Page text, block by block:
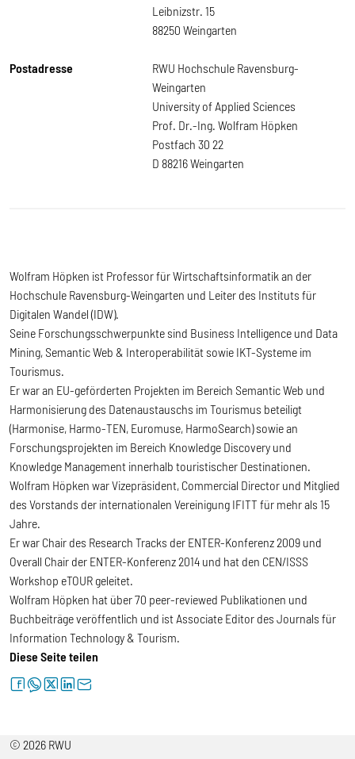
Leibnizstr. 15
88250 Weingarten
Postadresse
RWU Hochschule Ravensburg-
Weingarten
University of Applied Sciences
Prof. Dr.-Ing. Wolfram Höpken
Postfach 30 22
D 88216 Weingarten
Wolfram Höpken ist Professor für Wirtschaftsinformatik an der
Hochschule Ravensburg-Weingarten und Leiter des Instituts für
Digitalen Wandel (IDW).
Seine Forschungsschwerpunkte sind Business Intelligence und Data
Mining, Semantic Web & Interoperabilität sowie IKT-Systeme im
Tourismus.
Er war an EU-geförderten Projekten im Bereich Semantic Web und
Harmonisierung des Datenaustauschs im Tourismus beteiligt
(Harmonise, Harmo-TEN, Euromuse, HarmoSearch) sowie an
Forschungsprojekten im Bereich Knowledge Discovery und
Knowledge Management innerhalb touristischer Destinationen.
Wolfram Höpken war Vizepräsident, Commercial Director und Mitglied
des Vorstands der internationalen Vereinigung IFITT für mehr als 15
Jahre.
Er war Chair des Research Tracks der ENTER-Konferenz 2009 und
Overall Chair der ENTER-Konferenz 2014 und hat den CEN/ISSS
Workshop eTOUR geleitet.
Wolfram Höpken hat über 70 peer-reviewed Publikationen und
Buchbeiträge veröffentlich und ist Associate Editor des Journals für
Information Technology & Tourism.
Diese Seite teilen
facebookwhatsapptwitterlinkedinletter
© 2026 RWU